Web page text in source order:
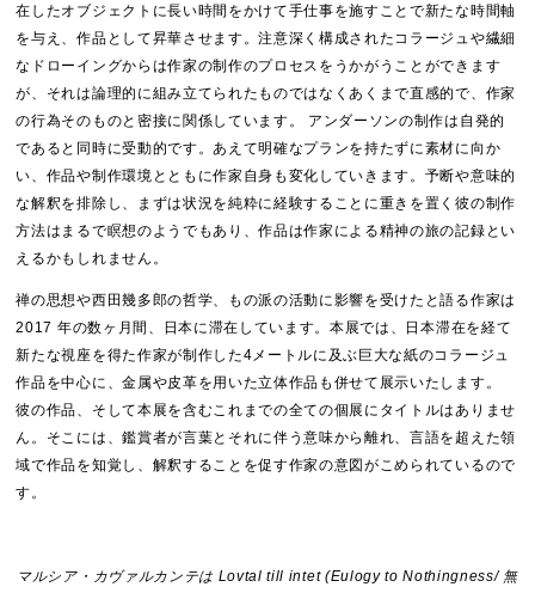
在したオブジェクトに長い時間をかけて手仕事を施すことで新たな時間軸
を与え、作品として昇華させます。注意深く構成されたコラージュや繊細
なドローイングからは作家の制作のプロセスをうかがうことができます
が、それは論理的に組み立てられたものではなくあくまで直感的で、作家
の行為そのものと密接に関係しています。 アンダーソンの制作は自発的
であると同時に受動的です。あえて明確なプランを持たずに素材に向か
い、作品や制作環境とともに作家自身も変化していきます。予断や意味的
な解釈を排除し、まずは状況を純粋に経験することに重きを置く彼の制作
方法はまるで瞑想のようでもあり、作品は作家による精神の旅の記録とい
えるかもしれません。
禅の思想や西田幾多郎の哲学、もの派の活動に影響を受けたと語る作家は
2017 年の数ヶ月間、日本に滞在しています。本展では、日本滞在を経て
新たな視座を得た作家が制作した4メートルに及ぶ巨大な紙のコラージュ
作品を中心に、金属や皮革を用いた立体作品も併せて展示いたします。
彼の作品、そして本展を含むこれまでの全ての個展にタイトルはありませ
ん。そこには、鑑賞者が言葉とそれに伴う意味から離れ、言語を超えた領
域で作品を知覚し、解釈することを促す作家の意図がこめられているので
す。
マルシア・カヴァルカンテは Lovtal till intet (Eulogy to Nothingness/ 無